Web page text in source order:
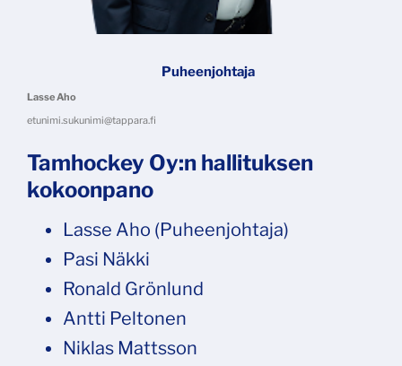
Puheenjohtaja
Lasse Aho
etunimi.sukunimi@tappara.fi
Tamhockey Oy:n hallituksen
kokoonpano
Lasse Aho (Puheenjohtaja)
Pasi Näkki
Ronald Grönlund
Antti Peltonen
Niklas Mattsson